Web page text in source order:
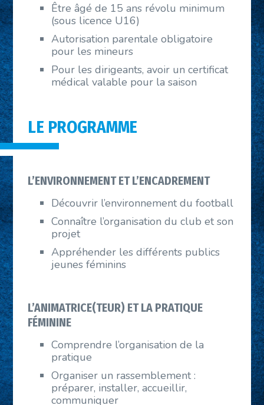
Être âgé de 15 ans révolu minimum
(sous licence U16)
Autorisation parentale obligatoire
pour les mineurs
Pour les dirigeants, avoir un certificat
médical valable pour la saison
LE PROGRAMME
L’ENVIRONNEMENT ET L’ENCADREMENT
Découvrir l’environnement du football
Connaître l’organisation du club et son
projet
Appréhender les différents publics
jeunes féminins
L’ANIMATRICE(TEUR) ET LA PRATIQUE
FÉMININE
Comprendre l’organisation de la
pratique
Organiser un rassemblement :
préparer, installer, accueillir,
communiquer